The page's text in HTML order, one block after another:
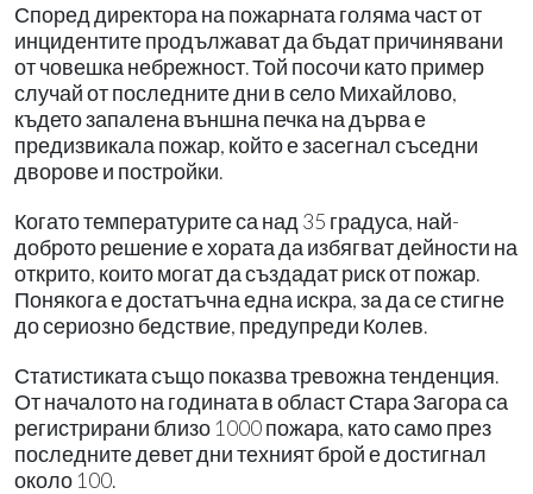
Според директора на пожарната голяма част от
инцидентите продължават да бъдат причинявани
от човешка небрежност. Той посочи като пример
случай от последните дни в село Михайлово,
където запалена външна печка на дърва е
предизвикала пожар, който е засегнал съседни
дворове и постройки.
Когато температурите са над 35 градуса, най-
доброто решение е хората да избягват дейности на
открито, които могат да създадат риск от пожар.
Понякога е достатъчна една искра, за да се стигне
до сериозно бедствие, предупреди Колев.
Статистиката също показва тревожна тенденция.
От началото на годината в област Стара Загора са
регистрирани близо 1000 пожара, като само през
последните девет дни техният брой е достигнал
около 100.